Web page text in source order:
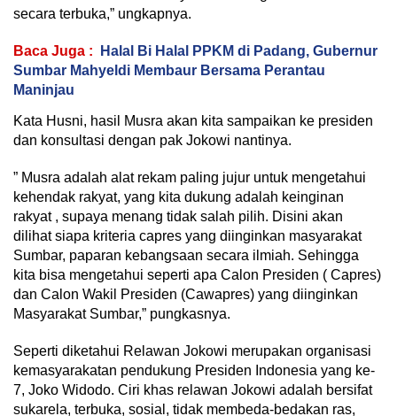
secara terbuka,” ungkapnya.
Baca Juga :
Halal Bi Halal PPKM di Padang, Gubernur
Sumbar Mahyeldi Membaur Bersama Perantau
Maninjau
Kata Husni, hasil Musra akan kita sampaikan ke presiden
dan konsultasi dengan pak Jokowi nantinya.
” Musra adalah alat rekam paling jujur untuk mengetahui
kehendak rakyat, yang kita dukung adalah keinginan
rakyat , supaya menang tidak salah pilih. Disini akan
dilihat siapa kriteria capres yang diinginkan masyarakat
Sumbar, paparan kebangsaan secara ilmiah. Sehingga
kita bisa mengetahui seperti apa Calon Presiden ( Capres)
dan Calon Wakil Presiden (Cawapres) yang diinginkan
Masyarakat Sumbar,” pungkasnya.
Seperti diketahui Relawan Jokowi merupakan organisasi
kemasyarakatan pendukung Presiden Indonesia yang ke-
7, Joko Widodo. Ciri khas relawan Jokowi adalah bersifat
sukarela, terbuka, sosial, tidak membeda-bedakan ras,